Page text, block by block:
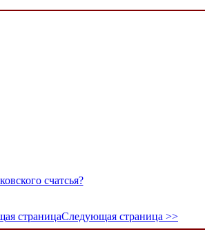
счатсья?
страницаСледующая страница >>